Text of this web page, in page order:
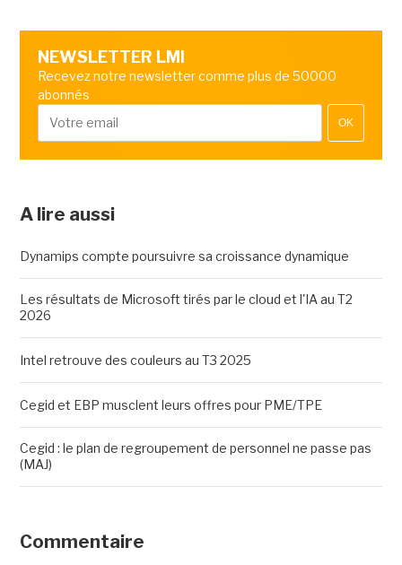
NEWSLETTER LMI
Recevez notre newsletter comme plus de 50000
abonnés
OK
A lire aussi
Dynamips compte poursuivre sa croissance dynamique
Les résultats de Microsoft tirés par le cloud et l'IA au T2
2026
Intel retrouve des couleurs au T3 2025
Cegid et EBP musclent leurs offres pour PME/TPE
Cegid : le plan de regroupement de personnel ne passe pas
(MAJ)
Commentaire